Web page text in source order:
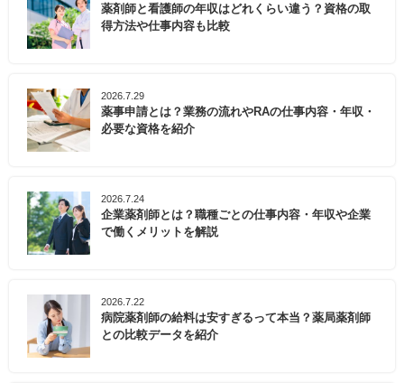
薬剤師と看護師の年収はどれくらい違う？資格の取
得方法や仕事内容も比較
2026.7.29
薬事申請とは？業務の流れやRAの仕事内容・年収・
必要な資格を紹介
2026.7.24
企業薬剤師とは？職種ごとの仕事内容・年収や企業
で働くメリットを解説
2026.7.22
病院薬剤師の給料は安すぎるって本当？薬局薬剤師
との比較データを紹介